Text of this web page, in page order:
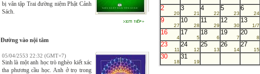
bị vân tập Trai đường niệm Phật Cảnh
Sách.
Ðường vào nội tâm
05/04/2553 22:32 (GMT+7)
Sinh là một anh học trò nghèo kiết xác
tha phương cầu học. Anh ở trọ trong
2
20
3
21
4
22
5
23
6
24
9
27
10
28
11
29
12
30
13
1/7
16
4
17
5
18
6
19
7
20
8
23
11
24
12
25
13
26
14
27
15
30
18
31
19